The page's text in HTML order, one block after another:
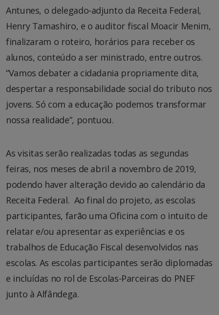
Antunes, o delegado-adjunto da Receita Federal,
Henry Tamashiro, e o auditor fiscal Moacir Menim,
finalizaram o roteiro, horários para receber os
alunos, conteúdo a ser ministrado, entre outros.
“Vamos debater a cidadania propriamente dita,
despertar a responsabilidade social do tributo nos
jovens. Só com a educação podemos transformar
nossa realidade”, pontuou.
As visitas serão realizadas todas as segundas
feiras, nos meses de abril a novembro de 2019,
podendo haver alteração devido ao calendário da
Receita Federal. Ao final do projeto, as escolas
participantes, farão uma Oficina com o intuito de
relatar e/ou apresentar as experiências e os
trabalhos de Educação Fiscal desenvolvidos nas
escolas. As escolas participantes serão diplomadas
e incluídas no rol de Escolas-Parceiras do PNEF
junto à Alfândega.